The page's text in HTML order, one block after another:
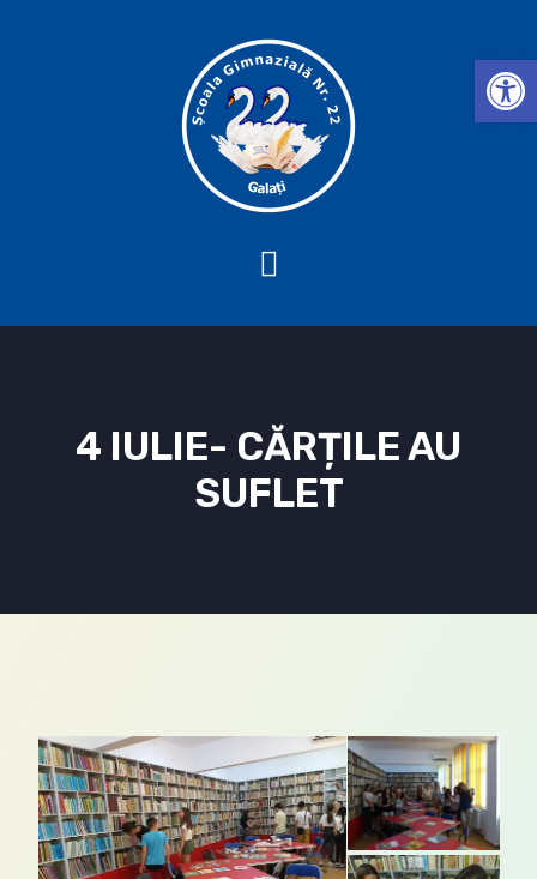
4 IULIE- CĂRȚILE AU
SUFLET